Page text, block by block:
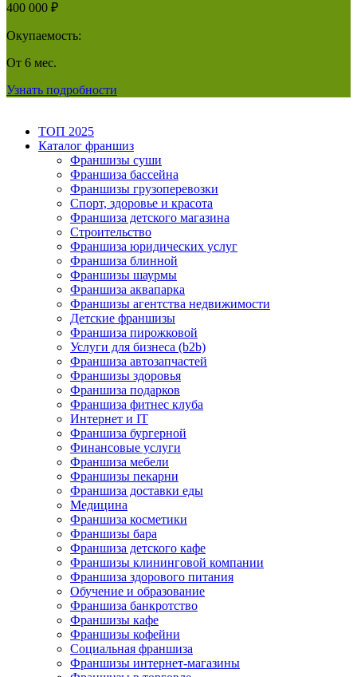
400 000 ₽
Окупаемость:
От 6 мес.
Узнать подробности
ТОП 2025
Каталог франшиз
Франшизы суши
Франшиза бассейна
Франшизы грузоперевозки
Спорт, здоровье и красота
Франшиза детского магазина
Строительство
Франшиза юридических услуг
Франшиза блинной
Франшизы шаурмы
Франшиза аквапарка
Франшизы агентства недвижимости
Детские франшизы
Франшиза пирожковой
Услуги для бизнеса (b2b)
Франшиза автозапчастей
Франшизы здоровья
Франшиза подарков
Франшиза фитнес клуба
Интернет и IT
Франшиза бургерной
Финансовые услуги
Франшиза мебели
Франшизы пекарни
Франшиза доставки еды
Медицина
Франшиза косметики
Франшизы бара
Франшиза детского кафе
Франшизы клининговой компании
Франшиза здорового питания
Обучение и образование
Франшиза банкротство
Франшизы кафе
Франшизы кофейни
Социальная франшиза
Франшизы интернет-магазины